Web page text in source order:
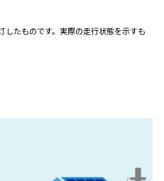
たものです。実際の走行状態を示すも